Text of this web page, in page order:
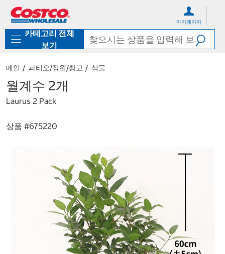
로
기
가
마이페이지
카테고리 전체
보기
메인 파티오/정원/창고 식물
월계수 2개
Laurus 2 Pack
상품 #675220